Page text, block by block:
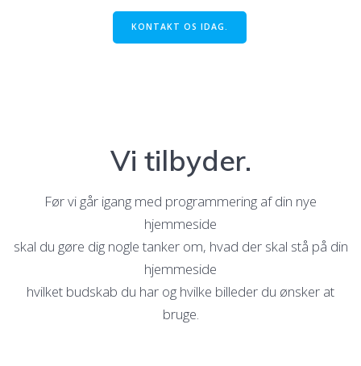
KONTAKT OS IDAG.
Vi tilbyder.
Før vi går igang med programmering af din nye
hjemmeside
skal du gøre dig nogle tanker om, hvad der skal stå på din
hjemmeside
hvilket budskab du har og hvilke billeder du ønsker at
bruge.